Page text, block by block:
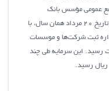
عمومي مؤسس بانک
اقتصادنوين در 13 مرداد 1380 برگزار و در تاريخ 20 مرداد همان سال، با
ريال در اداره ثبت شرکت‌ها و موسسات
تحت شماره 177132 به ثبت رسيد. این سرمایه طی چند